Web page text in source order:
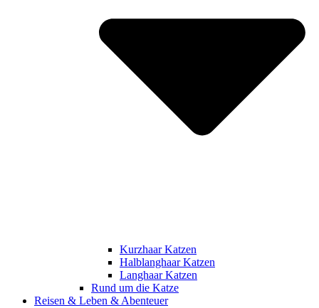
Kurzhaar Katzen
Halblanghaar Katzen
Langhaar Katzen
Rund um die Katze
Reisen & Leben & Abenteuer